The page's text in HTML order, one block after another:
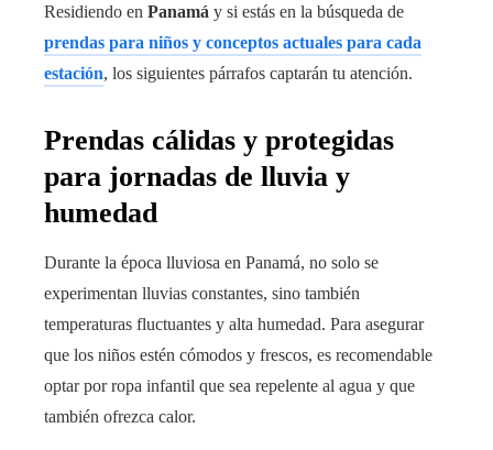
Residiendo en Panamá y si estás en la búsqueda de
prendas para niños y conceptos actuales para cada
estación, los siguientes párrafos captarán tu atención.
Prendas cálidas y protegidas
para jornadas de lluvia y
humedad
Durante la época lluviosa en Panamá, no solo se
experimentan lluvias constantes, sino también
temperaturas fluctuantes y alta humedad. Para asegurar
que los niños estén cómodos y frescos, es recomendable
optar por ropa infantil que sea repelente al agua y que
también ofrezca calor.